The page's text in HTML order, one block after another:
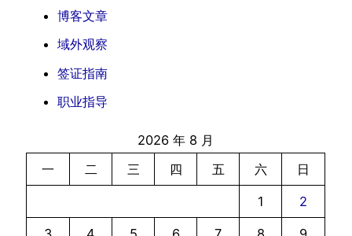
博客文章
域外观察
签证指南
职业指导
2026 年 8 月
一
二 三 四 五 六 日
1 2